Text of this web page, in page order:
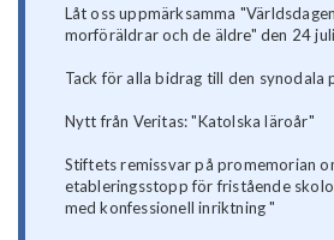
Låt oss uppmärksamma
morföräldrar och de äldre" den 24 juli
Tack för alla bidrag till den synodala
Nytt från Veritas: "Katolska läroår"
Stiftets remissvar på promemorian
etableringsstopp för fristående
med konfessionell inriktning "